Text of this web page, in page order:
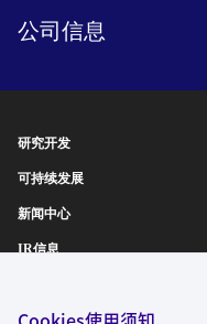
公司信息
研究开发
可持续发展
新闻中心
IR信息